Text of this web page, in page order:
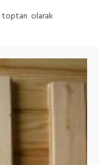
toptan olarak